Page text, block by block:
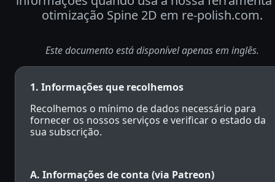
otimização Spine 2D em re-polish.com.
Este documento está disponível apenas em inglês.
1. Informações que recolhemos
Recolhemos o mínimo de dados necessário para
fornecer os nossos serviços e verificar o estado da
sua subscrição.
A. Informações de conta (via Patreon)